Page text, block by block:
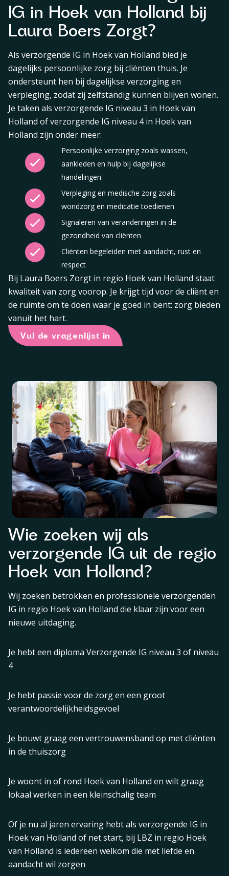
IG in Hoek van Holland bij
Laura Boers Zorgt?
Als verzorgende IG in Hoek van Holland bied je
dagelijks persoonlijke zorg bij cliënten thuis. Je
ondersteunt hen bij dagelijkse verzorging en
verpleging, zodat zij zelfstandig kunnen blijven wonen.
Je taken als verzorgende IG niveau 3 in Hoek van
Holland of verzorgende IG niveau 4 in Hoek van
Holland zijn onder meer:
Persoonlijke verzorging zoals wassen,
aankleden en hulp bij dagelijkse
handelingen
Verpleging en medische zorg zoals
wondzorg en medicatie toedienen
Signaleren van veranderingen in de
gezondheid van cliënten
Cliënten begeleiden met aandacht, rust en
respect
Bij Laura Boers Zorgt in regio Hoek van Holland staat
kwaliteit van zorg voorop. Je krijgt tijd voor de cliënt en
de ruimte om te doen waar je goed in bent: zorg bieden
vanuit het hart.
Vul de vragenlijst in
Wie zoeken wij als
verzorgende IG uit de regio
Hoek van Holland?
Wij zoeken betrokken en professionele verzorgenden
IG in regio Hoek van Holland die klaar zijn voor een
nieuwe uitdaging.
Je hebt een diploma Verzorgende IG niveau 3 of niveau
4
Je hebt passie voor de zorg en een groot
verantwoordelijkheidsgevoel
Je bouwt graag een vertrouwensband op met cliënten
in de thuiszorg
Je woont in of rond Hoek van Holland en wilt graag
lokaal werken in een kleinschalig team
Of je nu al jaren ervaring hebt als verzorgende IG in
Hoek van Holland of net start, bij LBZ in regio Hoek
van Holland is iedereen welkom die met liefde en
aandacht wil zorgen